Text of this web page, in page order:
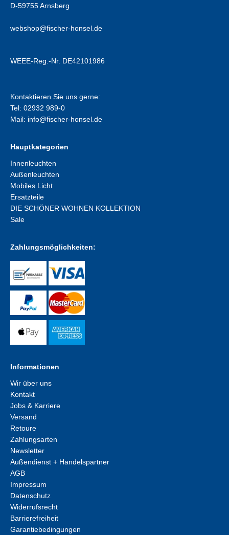
D-59755 Arnsberg
webshop@fischer-honsel.de
WEEE-Reg.-Nr. DE42101986
Kontaktieren Sie uns gerne:
Tel: 02932 989-0
Mail: info@fischer-honsel.de
Hauptkategorien
Innenleuchten
Außenleuchten
Mobiles Licht
Ersatzteile
DIE SCHÖNER WOHNEN KOLLEKTION
Sale
Zahlungsmöglichkeiten:
Informationen
Wir über uns
Kontakt
Jobs & Karriere
Versand
Retoure
Zahlungsarten
Newsletter
Außendienst + Handelspartner
AGB
Impressum
Datenschutz
Widerrufsrecht
Barrierefreiheit
Garantiebedingungen